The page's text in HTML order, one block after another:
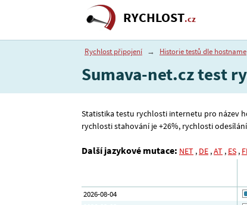
RYCHLOST.cz
Rychlost připojení → Historie testů dle hostname
Sumava-net.cz test
Statistika testu rychlosti internetu pro název
rychlosti stahování je +26%, rychlosti
Další jazykové mutace: NET , DE ,AT , ES ,
2026-08-04